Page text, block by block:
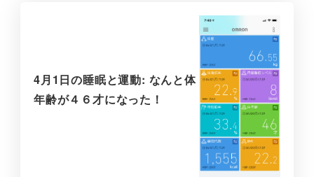
4月1日の睡眠と運動: なんと体
年齢が４６才になった！